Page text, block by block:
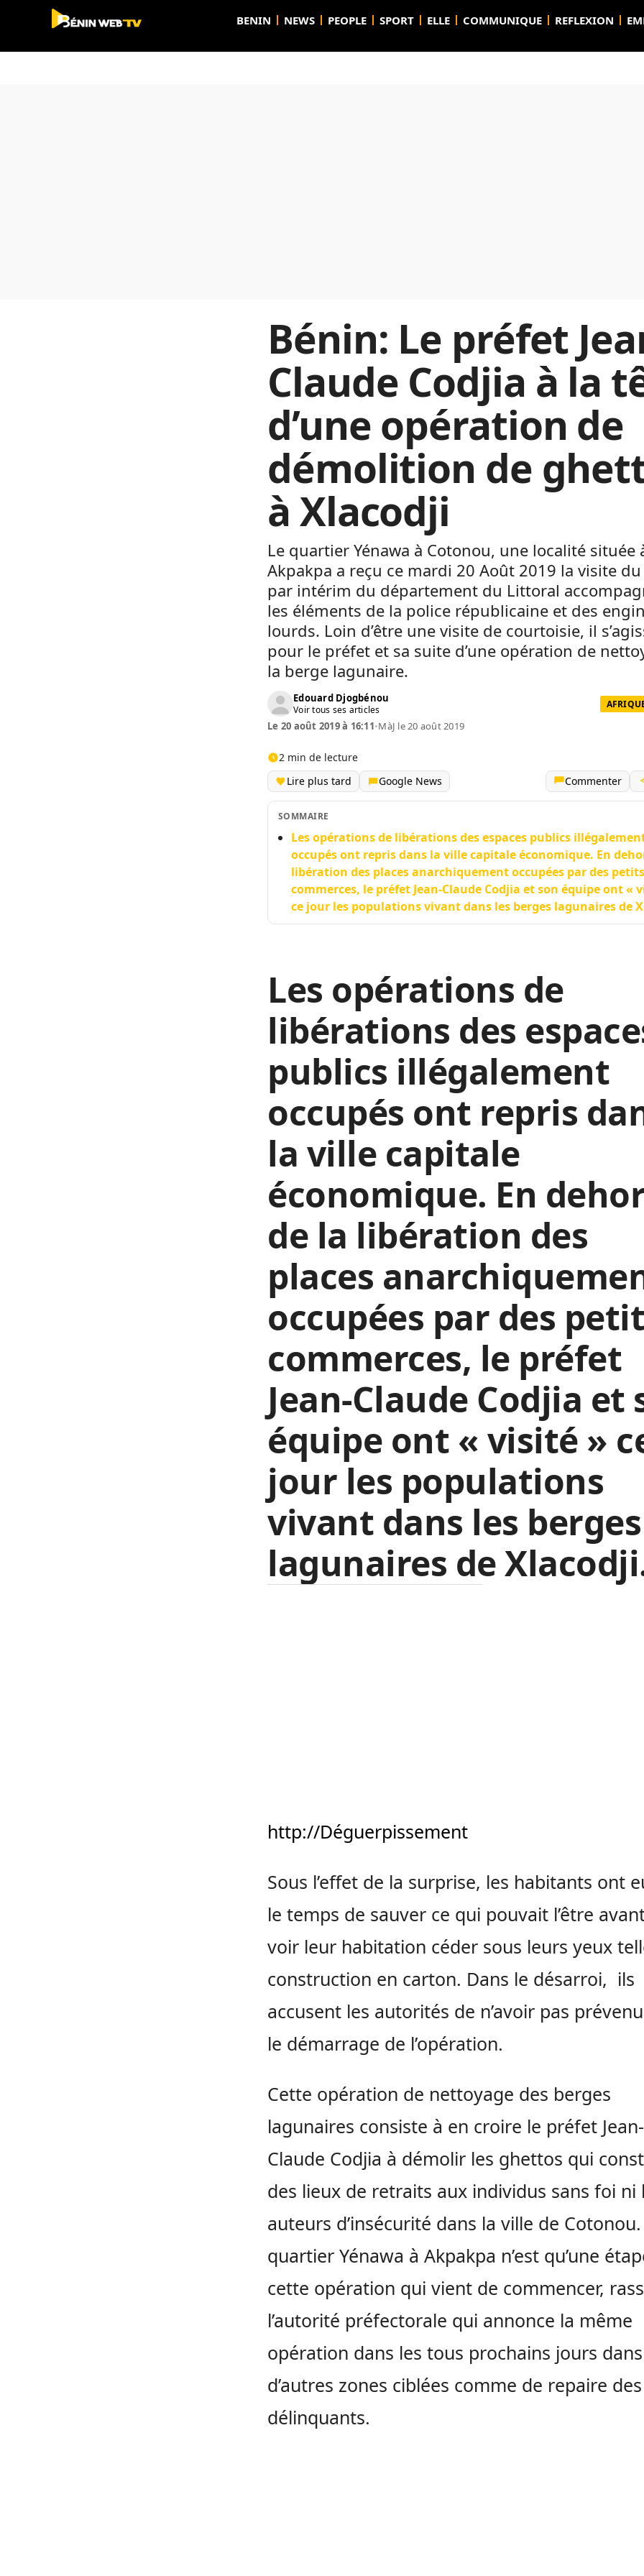
BENIN NEWS PEOPLE SPORT ELLE COMMUNIQUE REFLEXION
Bénin: Le préfet
Claude Codjia à la
d’une opération de
démolition de
à Xlacodji
Le quartier Yénawa à Cotonou, une localité située
Akpakpa a reçu ce mardi 20 Août 2019 la visite
par intérim du département du Littoral
les éléments de la police républicaine et des
lourds. Loin d’être une visite de courtoisie, il
pour le préfet et sa suite d’une opération de
la berge lagunaire.
Edouard Djogbénou
Voir tous ses articles
Le 20 août 2019 à 16:11•MàJ le 20 août 2019
2 min de lecture
Lire plus tard
Google News Commenter
SOMMAIRE
Les opérations de libérations des espaces publics
occupés ont repris dans la ville capitale économique. En
libération des places anarchiquement occupées par des petits
commerces, le préfet Jean-Claude Codjia et son équipe ont «
ce jour les populations vivant dans les berges lagunaires de
Les opérations de
libérations des
publics illégalement
occupés ont repris
la ville capitale
économique. En
de la libération des
places
occupées par des
commerces, le préfet
Jean-Claude Codjia et
équipe ont « visité »
jour les populations
vivant dans les berges
lagunaires de Xlacodji
http://Déguerpissement
Sous l’effet de la surprise, les habitants ont
le temps de sauver ce qui pouvait l’être
voir leur habitation céder sous leurs yeux
construction en carton. Dans le désarroi, ils
accusent les autorités de n’avoir pas
le démarrage de l’opération.
Cette opération de nettoyage des berges
lagunaires consiste à en croire le préfet Jean-
Claude Codjia à démolir les ghettos qui
des lieux de retraits aux individus sans foi ni
auteurs d’insécurité dans la ville de
quartier Yénawa à Akpakpa n’est qu’une
cette opération qui vient de commencer,
l’autorité préfectorale qui annonce la même
opération dans les tous prochains jours dans
d’autres zones ciblées comme de repaire des
délinquants.